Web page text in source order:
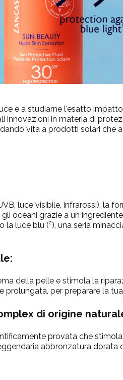
e a studiarne l'esatto
in materia di
vita a prodotti solari che
luce visibile, infrarossi), la
oceani grazie a un
luce blu (²), una seria
della pelle e stimola la
per preparare la
di origine
provata che stimola
abbronzatura dorata